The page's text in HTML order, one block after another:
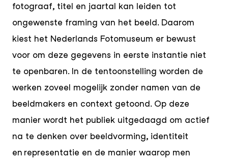
fotograaf, titel en jaartal kan leiden tot
ongewenste framing van het beeld. Daarom
kiest het Nederlands Fotomuseum er bewust
voor om deze gegevens in eerste instantie niet
te openbaren. In de tentoonstelling worden de
werken zoveel mogelijk zonder namen van de
beeldmakers en context getoond. Op deze
manier wordt het publiek uitgedaagd om actief
na te denken over beeldvorming, identiteit
en representatie en de manier waarop men